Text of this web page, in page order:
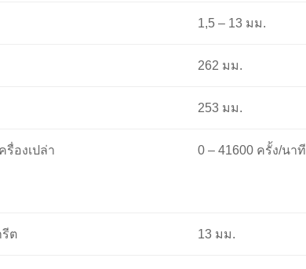
1,5 – 13 มม.
262 มม.
253 มม.
องเปล่า 0 – 41600 ครั้ง/นาที
รีต 13 มม.